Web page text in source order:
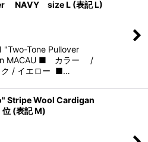
NAVY size L (表記 L)
"Two-Tone Pullover
in MACAU ■ カラー /
/ イエロー ■…
Stripe Wool Cardigan
(表記 M)